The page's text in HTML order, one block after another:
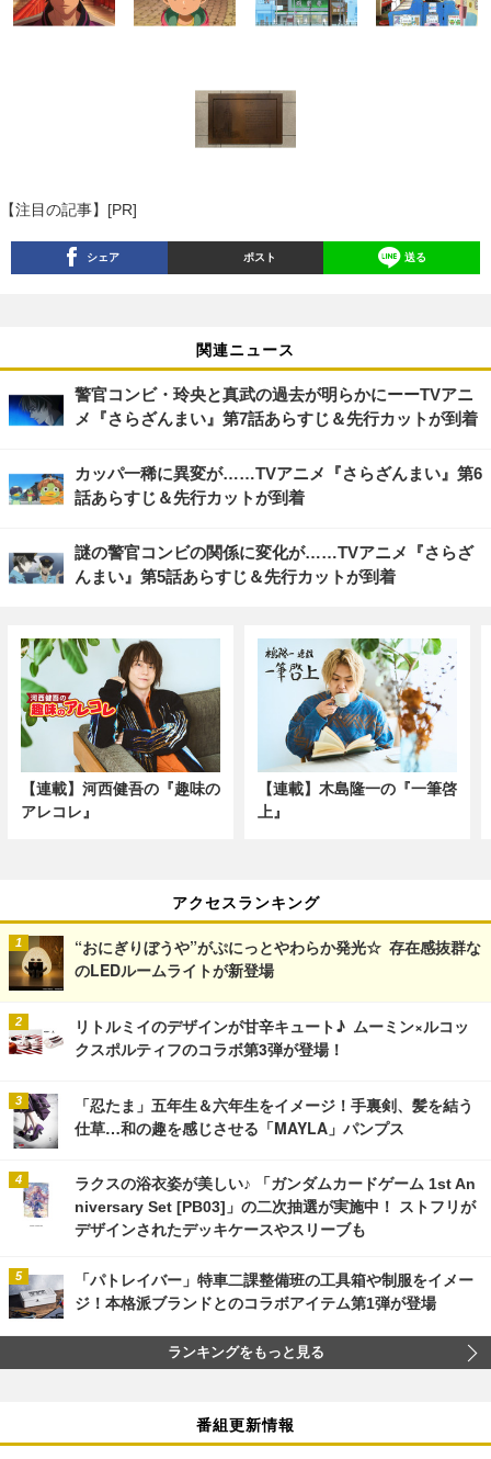
【注目の記事】[PR]
シェア ポスト 送る
関連ニュース
警官コンビ・玲央と真武の過去が明らかにーーTVアニ
メ『さらざんまい』第7話あらすじ＆先行カットが到着
カッパ一稀に異変が……TVアニメ『さらざんまい』第6
話あらすじ＆先行カットが到着
謎の警官コンビの関係に変化が……TVアニメ『さらざ
んまい』第5話あらすじ＆先行カットが到着
【連載】河西健吾の『趣味の
アレコレ』
【連載】木島隆一の『一筆啓
上』
アクセスランキング
“おにぎりぼうや”がぷにっとやわらか発光☆ 存在感抜群な
のLEDルームライトが新登場
リトルミイのデザインが甘辛キュート♪ ムーミン×ルコッ
クスポルティフのコラボ第3弾が登場！
「忍たま」五年生＆六年生をイメージ！手裏剣、髪を結う
仕草…和の趣を感じさせる「MAYLA」パンプス
ラクスの浴衣姿が美しい♪ 「ガンダムカードゲーム 1st An
niversary Set [PB03]」の二次抽選が実施中！ ストフリが
デザインされたデッキケースやスリーブも
「パトレイバー」特車二課整備班の工具箱や制服をイメー
ジ！本格派ブランドとのコラボアイテム第1弾が登場
ランキングをもっと見る
番組更新情報